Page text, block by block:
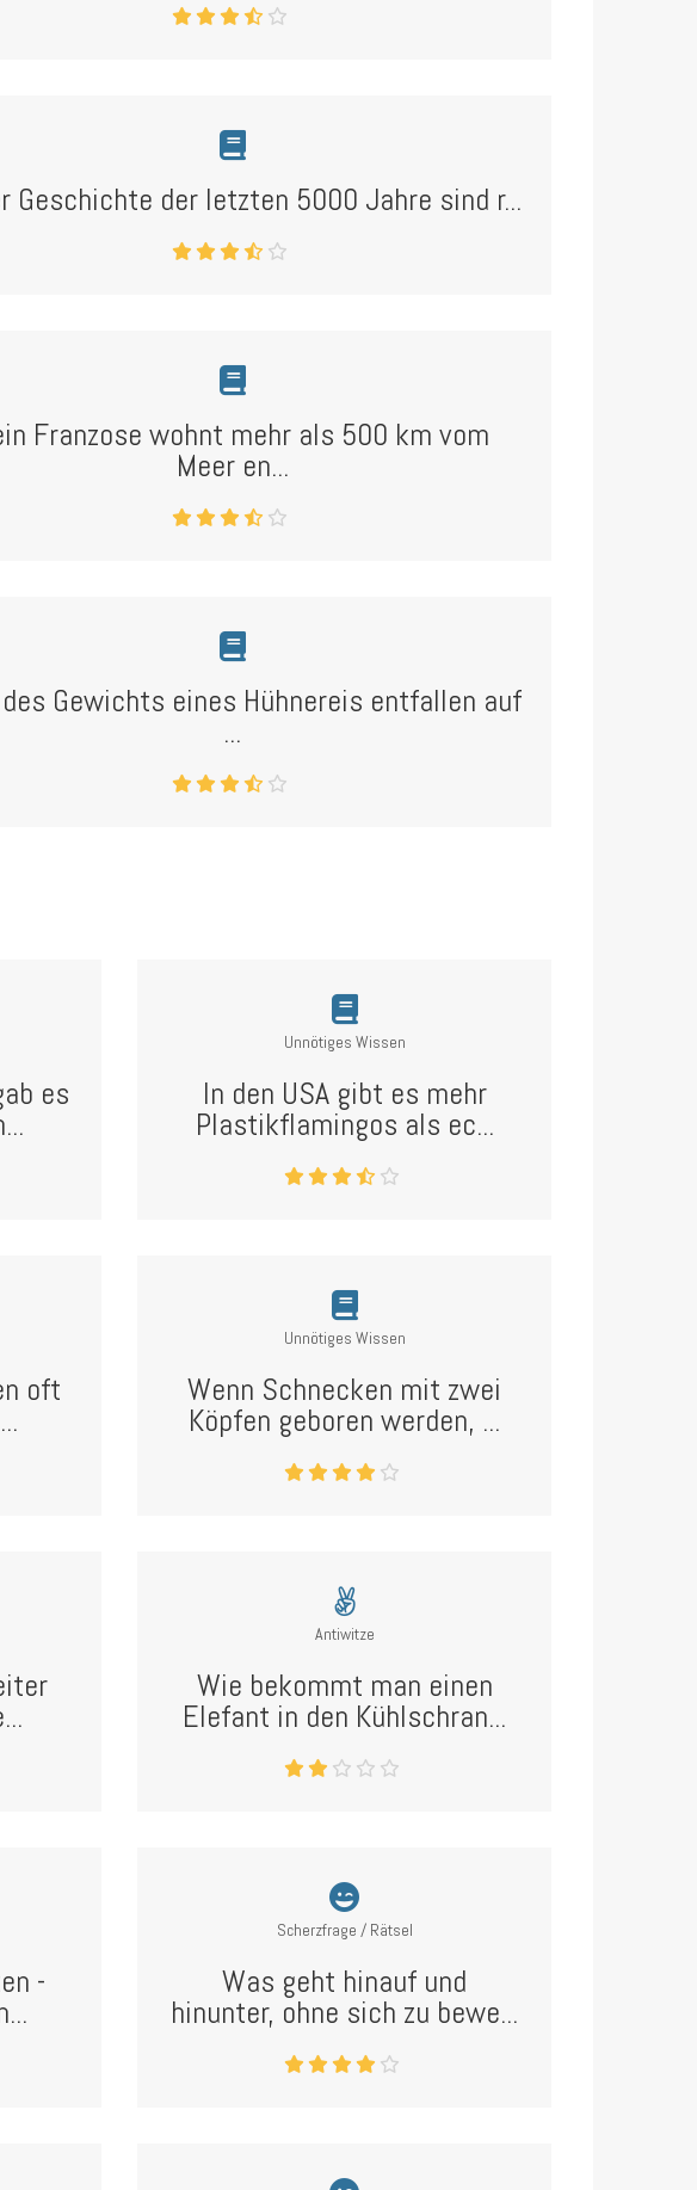
Geschichte der letzten 5000 Jahre sind r...
Franzose wohnt mehr als 500 km vom
Meer en...
Gewichts eines Hühnereis entfallen auf
...
es
Unnötiges Wissen
In den USA gibt es mehr
Plastikflamingos als ec...
oft
Unnötiges Wissen
Wenn Schnecken mit zwei
Köpfen geboren werden, ...
Antiwitze
Wie bekommt man einen
Elefant in den Kühlschran...
-
Scherzfrage / Rätsel
Was geht hinauf und
hinunter, ohne sich zu bewe...